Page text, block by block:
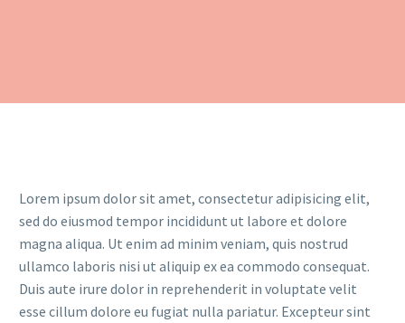
Lorem ipsum dolor sit amet, consectetur adipisicing elit,
sed do eiusmod tempor incididunt ut labore et dolore
magna aliqua. Ut enim ad minim veniam, quis nostrud
ullamco laboris nisi ut aliquip ex ea commodo consequat.
Duis aute irure dolor in reprehenderit in voluptate velit
esse cillum dolore eu fugiat nulla pariatur. Excepteur sint